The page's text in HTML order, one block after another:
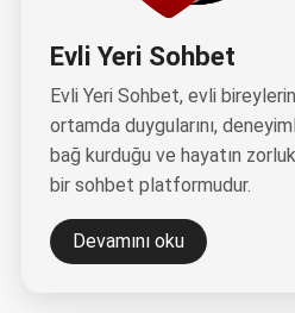
Evli Yeri Sohbet
Evli Yeri Sohbet, evli
ortamda duygularını,
bağ kurduğu ve hayatın
bir sohbet platformudur.
Devamını oku